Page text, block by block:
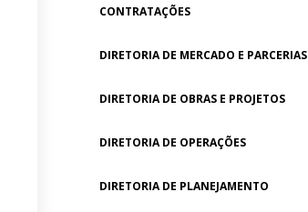
CONTRATAÇÕES
DIRETORIA DE MERCADO E PARCERIAS
DIRETORIA DE OBRAS E PROJETOS
DIRETORIA DE OPERAÇÕES
DIRETORIA DE PLANEJAMENTO